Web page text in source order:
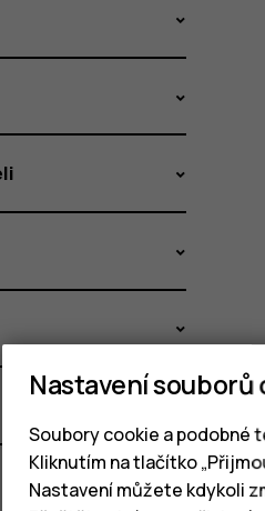
Nastavení souborů
Soubory cookie a podobné
Kliknutím na tlačítko
Nastavení můžete kdykoli